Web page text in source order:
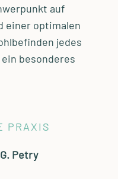
auf
einer optimalen
jedes
besonderes
PRAXIS
Petry